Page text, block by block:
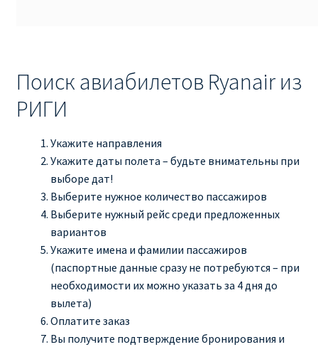
ПРАВИЛА ПРОВОЗА БАГАЖА RYANAIR
ПУТЕШЕСТВИЕ С ДЕТЬМИ И МЛАДЕНЦАМИ
РЕГИСТРАЦИЯ НА РЕЙС И ДОКУМЕНТЫ ДЛЯ
ПУТЕШЕСТВИЯ РЕЙСАМИ RYANAIR
Информация по бронированию билетов Ryanair
КАК НАЙТИ ДЕШЕВЫЙ БИЛЕТ
Поиск авиабилетов Ryanair из
РИГИ
Укажите направления
Укажите даты полета – будьте внимательны при
выборе дат!
Выберите нужное количество пассажиров
Выберите нужный рейс среди предложенных
вариантов
Укажите имена и фамилии пассажиров
(паспортные данные сразу не потребуются – при
необходимости их можно указать за 4 дня до
вылета)
Оплатите заказ
Вы получите подтверждение бронирования и